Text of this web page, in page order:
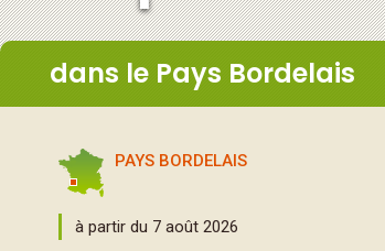
dans le Pays Bordelais
PAYS BORDELAIS
à partir du 7 août 2026